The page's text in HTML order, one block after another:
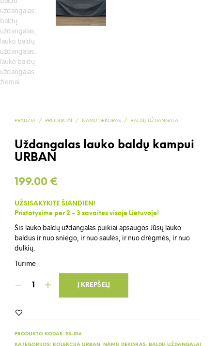
PRADŽIA / PRODUKTAI / NAMŲ DEKORAS / BALDŲ UŽDANGALAI
Uždangalas lauko baldų kampui
URBAN
199.00 €
UŽSISAKYKITE ŠIANDIEN!
Pristatysime per 2 – 3 savaites visoje Lietuvoje!
Šis lauko baldų uždangalas puikiai apsaugos Jūsų lauko
baldus ir nuo sniego, ir nuo saulės, ir nuo drėgmės, ir nuo
dulkių.
Turime
Į KREPŠELĮ
PRODUKTO KODAS: ES-016
KATEGORIJOS: KOLEKCIJA URBAN, NAMŲ DEKORAS, BALDŲ UŽDANGALAI